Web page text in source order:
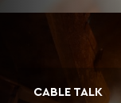
CABLE TALK